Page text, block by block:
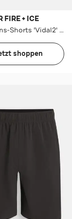
FIRE + ICE
Funktions-Shorts 'Vidal2' grau
shoppen